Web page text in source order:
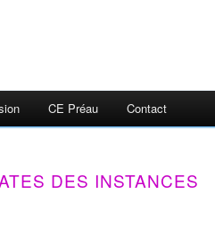
CE Préau Contact
DES INSTANCES